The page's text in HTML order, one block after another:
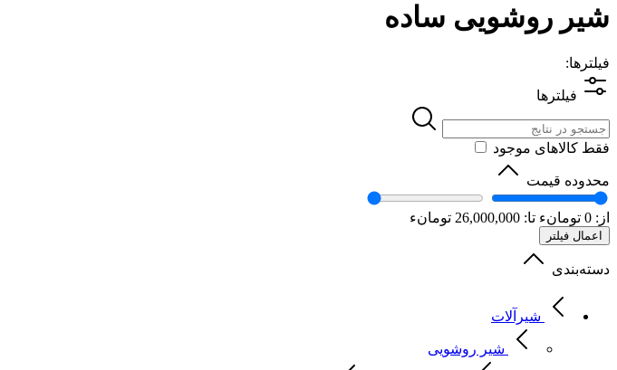
شیر روشویی ساده
فیلترها:
فیلترها
فقط کالاهای موجود
محدوده قیمت
از: 0 تومانء تا: 26,000,000 تومانء
اعمال فیلتر
دسته‌بندی
شیرآلات
شیر روشویی